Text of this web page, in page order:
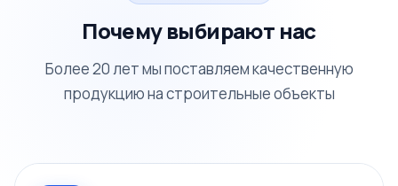
Почему выбирают нас
Более 20 лет мы поставляем качественную
продукцию на строительные объекты